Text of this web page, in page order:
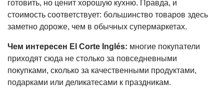
готовить, но ценит хорошую кухню. Правда, и
стоимость соответствует: большинство товаров здесь
заметно дороже, чем в обычных супермаркетах.
Чем интересен El Corte Inglés: многие покупатели
приходят сюда не столько за повседневными
покупками, сколько за качественными продуктами,
подарками или деликатесами к праздникам.